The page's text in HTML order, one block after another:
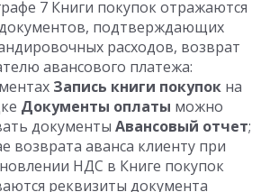
7 Книги покупок отражаются
подтверждающих
расходов, возврат
авансового платежа:
Запись книги покупок на
Документы оплаты можно
документы Авансовый отчет;
возврата аванса клиенту при
НДС в Книге покупок
реквизиты документа